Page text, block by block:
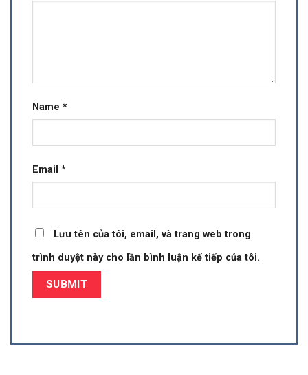
Name *
Email *
Lưu tên của tôi, email, và trang web trong
trình duyệt này cho lần bình luận kế tiếp của tôi.